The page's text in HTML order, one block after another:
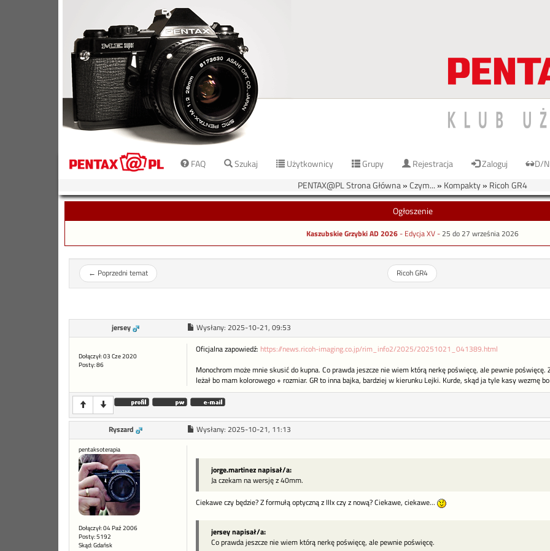
FAQ Szukaj Użytkownicy Grupy Rejestracja Zaloguj
D/N
PENTAX@PL Strona Główna»Czym... » Kompakty» Ricoh GR4
Ogłoszenie
Kaszubskie Grzybki AD 2026- Edycja XV -25 do 27 września 2026
← Poprzedni temat Ricoh GR4
jersey Wysłany: 2025-10-21, 09:53
Dołączył: 03 Cze 2020
Posty: 86
Oficjalna zapowiedź: https://news.ricoh-imaging.co.jp/rim_info2/2025/20251021_041389.html
Monochrom może mnie skusić do kupna. Co prawda jeszcze nie wiem którą nerkę poświęcę, ale pewnie
leżał bo mam kolorowego + rozmiar. GR to inna bajka, bardziej w kierunku Lejki. Kurde, skąd ja tyle kasy wezmę
Ryszard Wysłany: 2025-10-21, 11:13
pentaksoterapia
Dołączył: 04 Paź 2006
Posty: 5192
Skąd: Gdańsk
jorge.martinez napisał/a:
Ja czekam na wersję z 40mm.
Ciekawe czy będzie? Z formułą optyczną z IIIx czy z nową? Ciekawe, ciekawe...
jersey napisał/a:
Co prawda jeszcze nie wiem którą nerkę poświęcę, ale pewnie poświęcę.